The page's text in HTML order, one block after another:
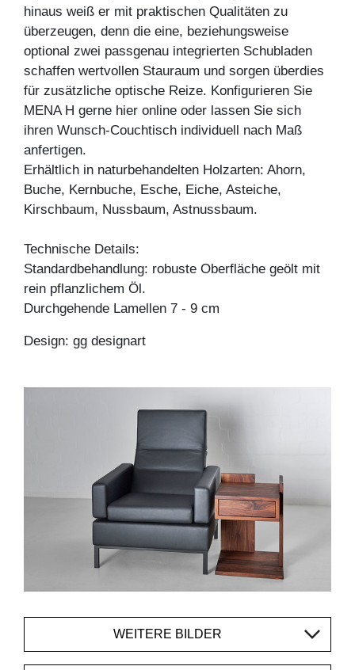
hinaus weiß er mit praktischen Qualitäten zu
überzeugen, denn die eine, beziehungsweise
optional zwei passgenau integrierten Schubladen
schaffen wertvollen Stauraum und sorgen überdies
für zusätzliche optische Reize. Konfigurieren Sie
MENA H gerne hier online oder lassen Sie sich
ihren Wunsch-Couchtisch individuell nach Maß
anfertigen.
Erhältlich in naturbehandelten Holzarten: Ahorn,
Buche, Kernbuche, Esche, Eiche, Asteiche,
Kirschbaum, Nussbaum, Astnussbaum.
Technische Details:
Standardbehandlung: robuste Oberfläche geölt mit
rein pflanzlichem Öl.
Durchgehende Lamellen 7 - 9 cm
Design: gg designart
WEITERE BILDER